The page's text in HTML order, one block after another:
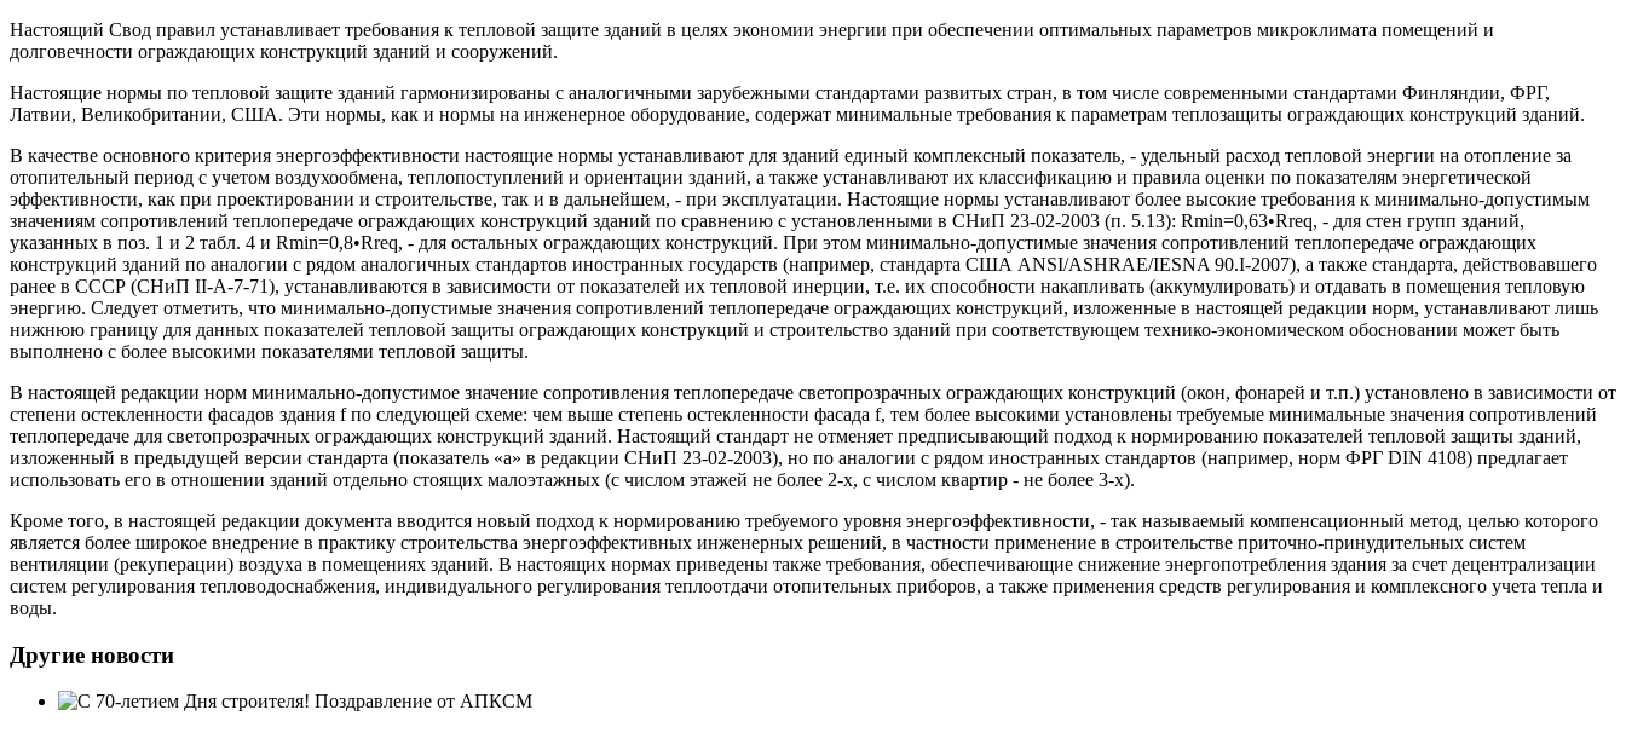
Настоящий Свод правил устанавливает требования к тепловой защите зданий в целях экономии энергии при обеспечении оптимальных параметров микроклимата помещений и
долговечности ограждающих конструкций зданий и сооружений.
Настоящие нормы по тепловой защите зданий гармонизированы с аналогичными зарубежными стандартами развитых стран, в том числе современными стандартами Финляндии, ФРГ,
Латвии, Великобритании, США. Эти нормы, как и нормы на инженерное оборудование, содержат минимальные требования к параметрам теплозащиты ограждающих конструкций зданий.
В качестве основного критерия энергоэффективности настоящие нормы устанавливают для зданий единый комплексный показатель, - удельный расход тепловой энергии на отопление за
отопительный период с учетом воздухообмена, теплопоступлений и ориентации зданий, а также устанавливают их классификацию и правила оценки по показателям энергетической
эффективности, как при проектировании и строительстве, так и в дальнейшем, - при эксплуатации. Настоящие нормы устанавливают более высокие требования к минимально-допустимым
значениям сопротивлений теплопередаче ограждающих конструкций зданий по сравнению с установленными в СНиП 23-02-2003 (п. 5.13): Rmin=0,63•Rreq, - для стен групп зданий,
указанных в поз. 1 и 2 табл. 4 и Rmin=0,8•Rreq, - для остальных ограждающих конструкций. При этом минимально-допустимые значения сопротивлений теплопередаче ограждающих
конструкций зданий по аналогии с рядом аналогичных стандартов иностранных государств (например, стандарта США ANSI/ASHRAE/IESNA 90.I-2007), а также стандарта, действовавшего
ранее в СССР (СНиП II-А-7-71), устанавливаются в зависимости от показателей их тепловой инерции, т.е. их способности накапливать (аккумулировать) и отдавать в помещения тепловую
энергию. Следует отметить, что минимально-допустимые значения сопротивлений теплопередаче ограждающих конструкций, изложенные в настоящей редакции норм, устанавливают лишь
нижнюю границу для данных показателей тепловой защиты ограждающих конструкций и строительство зданий при соответствующем технико-экономическом обосновании может быть
выполнено с более высокими показателями тепловой защиты.
В настоящей редакции норм минимально-допустимое значение сопротивления теплопередаче светопрозрачных ограждающих конструкций (окон, фонарей и т.п.) установлено в зависимости от
степени остекленности фасадов здания f по следующей схеме: чем выше степень остекленности фасада f, тем более высокими установлены требуемые минимальные значения сопротивлений
теплопередаче для светопрозрачных ограждающих конструкций зданий. Настоящий стандарт не отменяет предписывающий подход к нормированию показателей тепловой защиты зданий,
изложенный в предыдущей версии стандарта (показатель «а» в редакции СНиП 23-02-2003), но по аналогии с рядом иностранных стандартов (например, норм ФРГ DIN 4108) предлагает
использовать его в отношении зданий отдельно стоящих малоэтажных (с числом этажей не более 2-х, с числом квартир - не более 3-х).
Кроме того, в настоящей редакции документа вводится новый подход к нормированию требуемого уровня энергоэффективности, - так называемый компенсационный метод, целью которого
является более широкое внедрение в практику строительства энергоэффективных инженерных решений, в частности применение в строительстве приточно-принудительных систем
вентиляции (рекуперации) воздуха в помещениях зданий. В настоящих нормах приведены также требования, обеспечивающие снижение энергопотребления здания за счет децентрализации
систем регулирования тепловодоснабжения, индивидуального регулирования теплоотдачи отопительных приборов, а также применения средств регулирования и комплексного учета тепла и
воды.
Другие новости